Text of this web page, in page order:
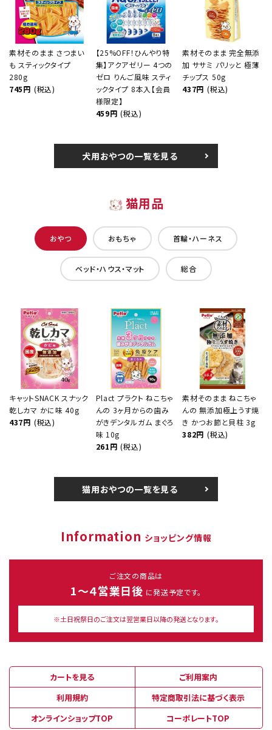
素材そのまま さつまい
も スティックタイプ
280g
745円 (税込)
【25%OFF！ひんやり特
集】アクアゼリー 4つの
ゼロ りんご風味 スティ
ックタイプ 8本入【会員
様限定】
459円 (税込)
素材そのまま 完全無添
加 ササミ パリッと 極薄
チップス 50g
437円 (税込)
犬用おやつの一覧を見る
猫用品
おやつ おもちゃ 首輪・ハーネス
ベッド・ハウス・マット 総合
キャットSNACK スナック
乾しカマ かに味 40g
437円 (税込)
Plact プラクト ねこちゃ
んの 3ヶ月からの歯み
がきデンタルガム まぐろ
味 10g
261円 (税込)
素材そのまま ねこちゃ
んの 無添加極上うす焼
き かつお節と貝柱 3g
382円 (税込)
猫用おやつの一覧を見る
Information ショッピング情報
ご注文の商品は
1～４営業日後 に発送予定です。
※土日祝祭日のご注文は翌営業日以降の発送となります。
カートを見る
ご利用案内
利用規約
特定商取引法に基づく表示
オンラインショップTOP
コーポレートTOP